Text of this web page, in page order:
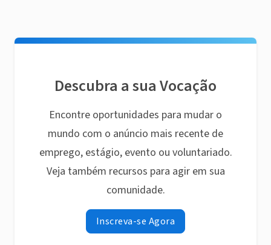
Descubra a sua Vocação
Encontre oportunidades para mudar o
mundo com o anúncio mais recente de
emprego, estágio, evento ou voluntariado.
Veja também recursos para agir em sua
comunidade.
Inscreva-se Agora